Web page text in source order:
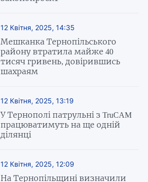
12 Квітня, 2025, 14:35
Мешканка Тернопільського
району втратила майже 40
тисяч гривень, довірившись
шахраям
12 Квітня, 2025, 13:19
У Тернополі патрульні з TruCAM
працюватимуть на ще одній
ділянці
12 Квітня, 2025, 12:09
На Тернопільщині визначили